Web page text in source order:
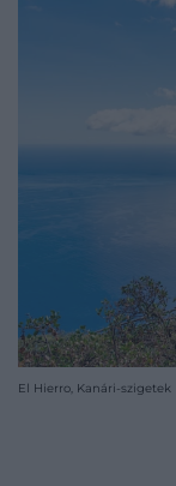
El Hierro, Kanári-szigetek